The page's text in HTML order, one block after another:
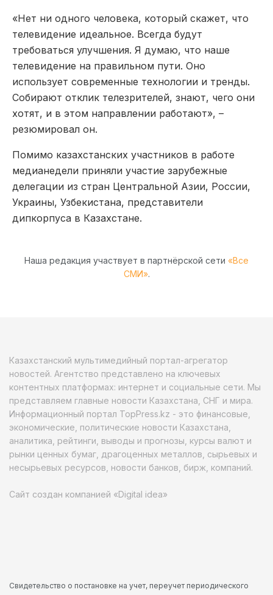
«Нет ни одного человека, который скажет, что
телевидение идеальное. Всегда будут
требоваться улучшения. Я думаю, что наше
телевидение на правильном пути. Оно
использует современные технологии и тренды.
Собирают отклик телезрителей, знают, чего они
хотят, и в этом направлении работают», –
резюмировал он.
Помимо казахстанских участников в работе
медианедели приняли участие зарубежные
делегации из стран Центральной Азии, России,
Украины, Узбекистана, представители
дипкорпуса в Казахстане.
Наша редакция участвует в партнёрской сети «Все
СМИ».
Казахстанский мультимедийный портал-агрегатор
новостей. Агентство представлено на ключевых
контентных платформах: интернет и социальные сети. Мы
представляем главные новости Казахстана, СНГ и мира.
Информационный портал TopPress.kz - это финансовые,
экономические, политические новости Казахстана,
аналитика, рейтинги, выводы и прогнозы, курсы валют и
рынки ценных бумаг, драгоценных металлов, сырьевых и
несырьевых ресурсов, новости банков, бирж, компаний.
Сайт создан компанией «Digital idea»
Свидетельство о постановке на учет, переучет периодического